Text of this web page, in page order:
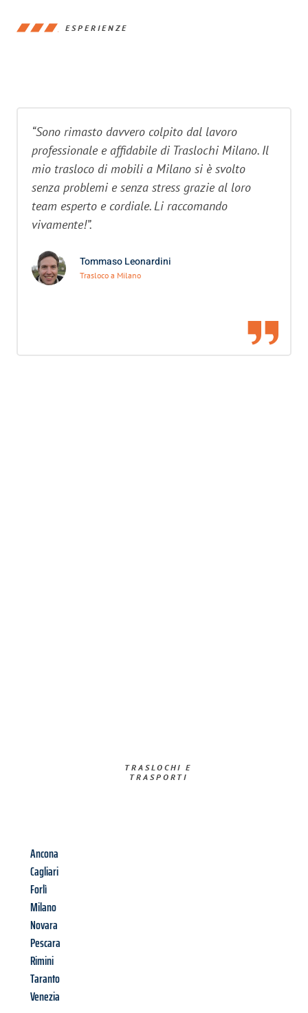
ESPERIENZE
“Sono rimasto davvero colpito dal lavoro
professionale e affidabile di Traslochi Milano. Il
mio trasloco di mobili a Milano si è svolto
senza problemi e senza stress grazie al loro
team esperto e cordiale. Li raccomando
vivamente!”.
Tommaso Leonardini
Trasloco a Milano
TRASLOCHI E
TRASPORTI​
Ancona
Cagliari
Forlì
Milano
Novara
Pescara
Rimini
Taranto
Venezia